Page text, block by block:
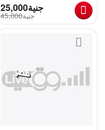
جنية25,000
جنية45,000